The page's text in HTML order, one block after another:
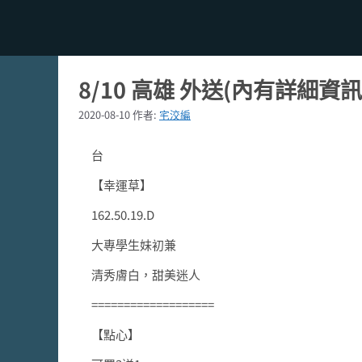
8/10 高雄 外送(內有詳細資
2020-08-10作者: 宅洨編
台
【幸運草】
162.50.19.D
大專學生妹初兼
清秀膚白，甜美迷人
===================
【點心】